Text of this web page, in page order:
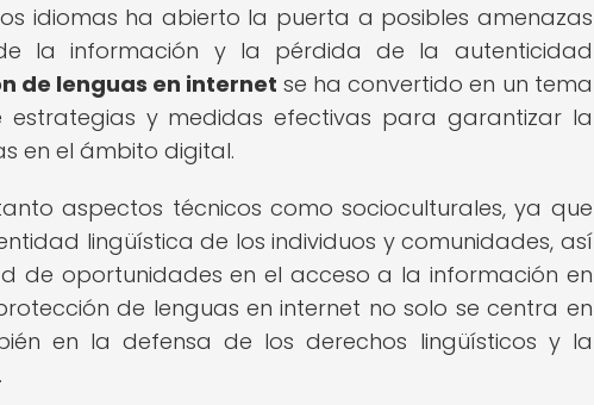
idiomas ha abierto la puerta a posibles amenazas
la información y la pérdida de la autenticidad
de lenguas en internet se ha convertido en un tema
y medidas efectivas para garantizar la
en el ámbito digital.
aspectos técnicos como socioculturales, ya que
lingüística de los individuos y comunidades, así
de oportunidades en el acceso a la información en
de lenguas en internet no solo se centra en
en la defensa de los derechos lingüísticos y la